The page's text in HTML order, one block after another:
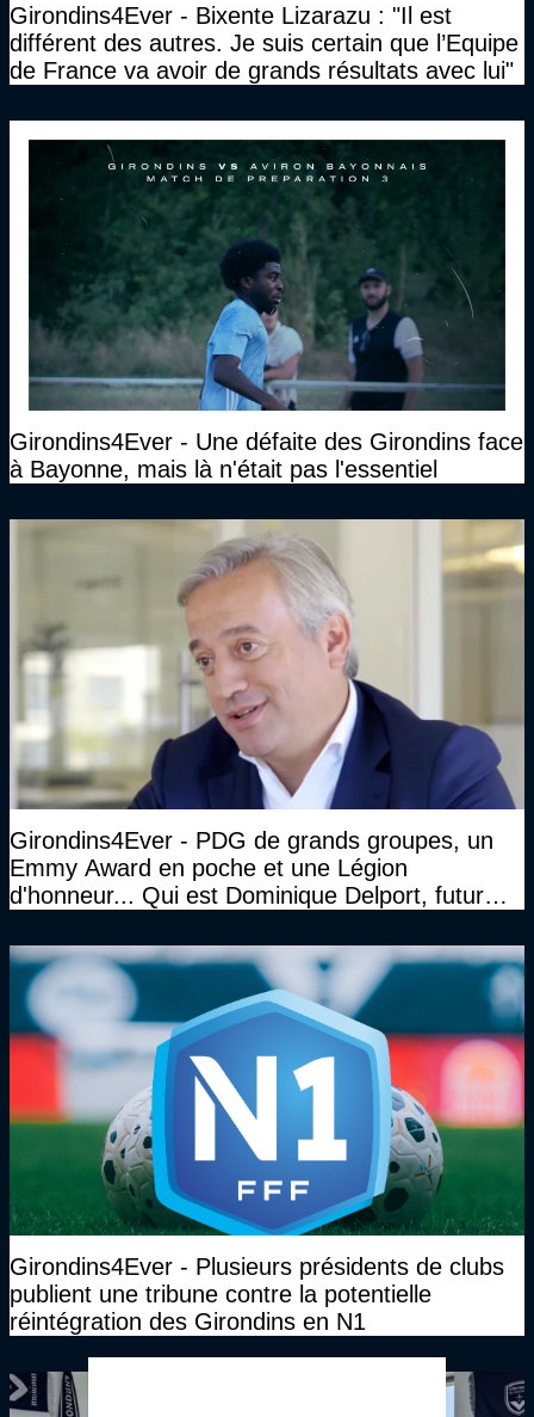
Girondins4Ever - Bixente Lizarazu : "Il est
différent des autres. Je suis certain que l’Equipe
de France va avoir de grands résultats avec lui"
Girondins4Ever - Une défaite des Girondins face
à Bayonne, mais là n'était pas l'essentiel
Girondins4Ever - PDG de grands groupes, un
Emmy Award en poche et une Légion
d'honneur... Qui est Dominique Delport, futur
Girondins4Ever - Plusieurs présidents de clubs
publient une tribune contre la potentielle
réintégration des Girondins en N1